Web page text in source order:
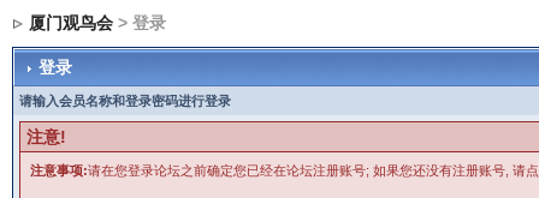
厦门观鸟会> 登录
登录
请输入会员名称和登录密码进行登录
注意!
注意事项:请在您登录论坛之前确定您已经在论坛注册账号; 如果您还没有注册账号, 请